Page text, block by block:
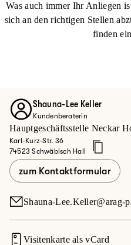
Was auch immer Ihr Anliegen
sich an den richtigen Stellen
finden
Shauna-Lee Keller
Kundenberaterin
Hauptgeschäftsstelle Neckar
Karl-Kurz-Str. 36
74523 Schwäbisch Hall
zum Kontaktformular
Shauna-Lee.Keller@arag-
Visitenkarte als vCard